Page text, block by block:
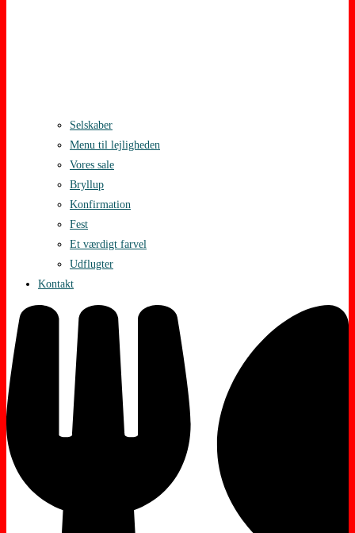
Selskaber
Menu til lejligheden
Vores sale
Bryllup
Konfirmation
Fest
Et værdigt farvel
Udflugter
Kontakt